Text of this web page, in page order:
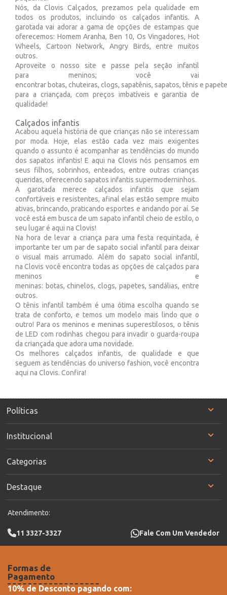
Nós, da Clovis Calçados, prezamos pela qualidade em
todos os produtos, incluindo os calçados infantis. A
garotada vai adorar a gama de opções de estampas que
oferecemos: Homem Aranha, Ben 10, Os Vingadores, Hot
Wheels, Cartoon Network, Angry Birds, entre muitos
outros.
Aproveite o nosso site e passe pela seção infantil
para meninos; você vai
encontrar botas, chuteiras, clogs, sapatênis, sapatos, tênis e
para a criançada, com preços imbatíveis e garantia de
qualidade!
Calçados infantis
Acabou aquela história de que crianças não se interessam
por moda. Hoje, elas estão cada vez mais exigentes
quando o assunto é acompanhar as tendências do mundo
dos sapatos infantis! E aqui na Clovis nós pensamos em
seus filhos, sobrinhos, enteados, entre outras crianças
queridas, oferecendo sapatos infantis supermoderninhos.
A garotada merece calçados infantis que sejam
confortáveis e resistentes, afinal elas estão sempre muito
ativas, brincando, praticando esportes e andando por aí. Se
você está em busca de um sapato infantil cheio de estilo, o
seu lugar é aqui na Clovis!
Na hora de levar a criança para uma festa requintada, é
importante ter um par de sapato social infantil para deixar
o visual mais arrumado. Além do sapato social infantil,
na Clovis você encontra todas as opções de calçados para
meninos e
meninas: botas, chinelos, clogs, papetes, sandálias, entre
outros.
O tênis infantil também é uma ótima escolha quando se
trata de conforto, e temos um modelo mais lindo que o
outro! Para os meninos e meninas superestilosos, o tênis
de LED com rodinhas chegou para invadir o guarda-roupa
da criançada que adora uma novidade.
Os melhores calçados infantis, de qualidade e que
seguem as tendências do universo fashion, você encontra
aqui na Clovis. Confira!
Políticas
Institucional
Categorias
Destaque
Atendimento:
11 3327-3327 Fale Com Um Vendedor
Formas de
Pagamento
10% de Desconto pagando com: